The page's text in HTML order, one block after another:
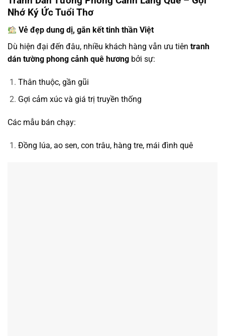
Nhớ Ký Ức Tuổi Thơ
Vẻ đẹp dung dị, gắn kết tinh thần Việt
Dù hiện đại đến đâu, nhiều khách hàng vẫn ưu tiên tranh
dán tường phong cảnh quê hương bởi sự:
Thân thuộc, gần gũi
Gợi cảm xúc và giá trị truyền thống
Các mẫu bán chạy:
Đồng lúa, ao sen, con trâu, hàng tre, mái đình quê